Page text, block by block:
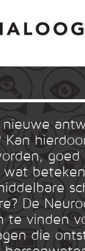
nieuwe
goed
wat
De
te vinden
die